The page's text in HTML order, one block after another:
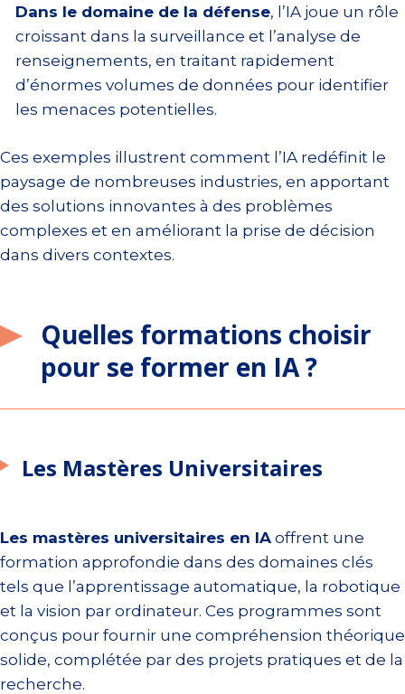
Dans le domaine de la défense, l’IA joue un rôle
croissant dans la surveillance et l’analyse de
renseignements, en traitant rapidement
d’énormes volumes de données pour identifier
les menaces potentielles.
Ces exemples illustrent comment l’IA redéfinit le
paysage de nombreuses industries, en apportant
des solutions innovantes à des problèmes
complexes et en améliorant la prise de décision
dans divers contextes.
Quelles formations choisir
pour se former en IA ?
Les Mastères Universitaires
Les mastères universitaires en IA offrent une
formation approfondie dans des domaines clés
tels que l’apprentissage automatique, la robotique
et la vision par ordinateur. Ces programmes sont
conçus pour fournir une compréhension théorique
solide, complétée par des projets pratiques et de la
recherche.